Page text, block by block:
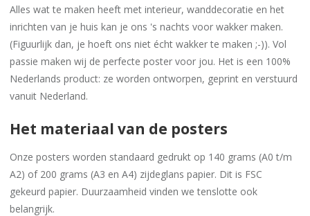
Alles wat te maken heeft met interieur, wanddecoratie en het
inrichten van je huis kan je ons 's nachts voor wakker maken.
(Figuurlijk dan, je hoeft ons niet écht wakker te maken ;-)). Vol
passie maken wij de perfecte poster voor jou. Het is een 100%
Nederlands product: ze worden ontworpen, geprint en verstuurd
vanuit Nederland.
Het materiaal van de posters
Onze posters worden standaard gedrukt op 140 grams (A0 t/m
A2) of 200 grams (A3 en A4) zijdeglans papier. Dit is FSC
gekeurd papier. Duurzaamheid vinden we tenslotte ook
belangrijk.